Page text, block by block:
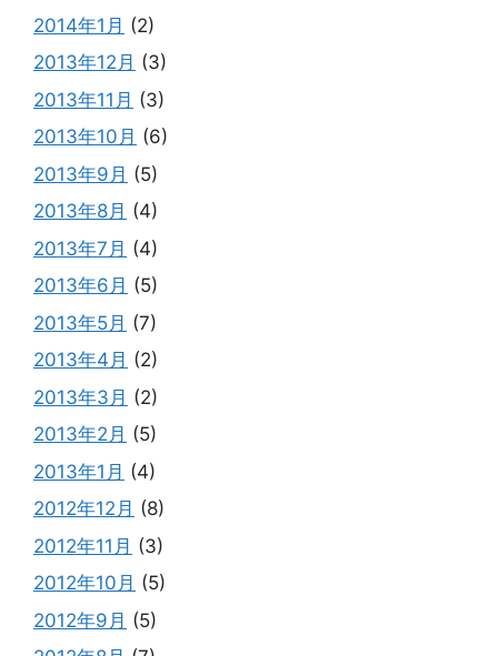
2014年1月 (2)
2013年12月 (3)
2013年11月 (3)
2013年10月 (6)
2013年9月 (5)
2013年8月 (4)
2013年7月 (4)
2013年6月 (5)
2013年5月 (7)
2013年4月 (2)
2013年3月 (2)
2013年2月 (5)
2013年1月 (4)
2012年12月 (8)
2012年11月 (3)
2012年10月 (5)
2012年9月 (5)